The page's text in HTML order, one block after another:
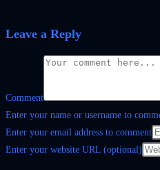
Leave a Reply
Comment
Enter your name or username to
Enter your email address to comment
Enter your website URL (optional)